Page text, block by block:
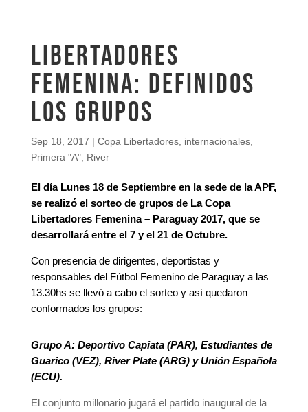
Libertadores
Femenina: Definidos
los grupos
Sep 18, 2017 | Copa Libertadores, internacionales,
Primera "A", River
El día Lunes 18 de Septiembre en la sede de la APF,
se realizó el sorteo de grupos de La Copa
Libertadores Femenina – Paraguay 2017, que se
desarrollará entre el 7 y el 21 de Octubre.
Con presencia de dirigentes, deportistas y
responsables del Fútbol Femenino de Paraguay a las
13.30hs se llevó a cabo el sorteo y así quedaron
conformados los grupos:
Grupo A: Deportivo Capiata (PAR), Estudiantes de
Guarico (VEZ), River Plate (ARG) y Unión Española
(ECU).
El conjunto millonario jugará el partido inaugural de la